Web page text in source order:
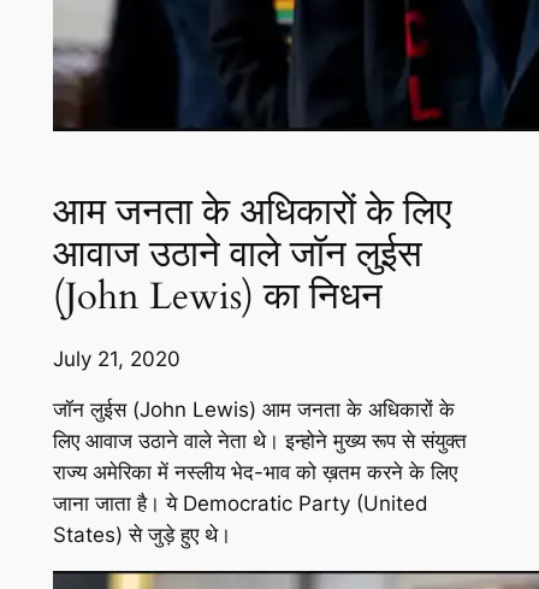
आम जनता के अधिकारों के लिए
आवाज उठाने वाले जॉन लुईस
(John Lewis) का निधन
July 21, 2020
जॉन लुईस (John Lewis) आम जनता के अधिकारों के
लिए आवाज उठाने वाले नेता थे। इन्होने मुख्य रूप से संयुक्त
राज्य अमेरिका में नस्लीय भेद-भाव को ख़तम करने के लिए
जाना जाता है। ये Democratic Party (United
States) से जुड़े हुए थे।